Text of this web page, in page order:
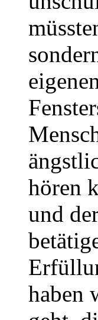
hören
und
haben